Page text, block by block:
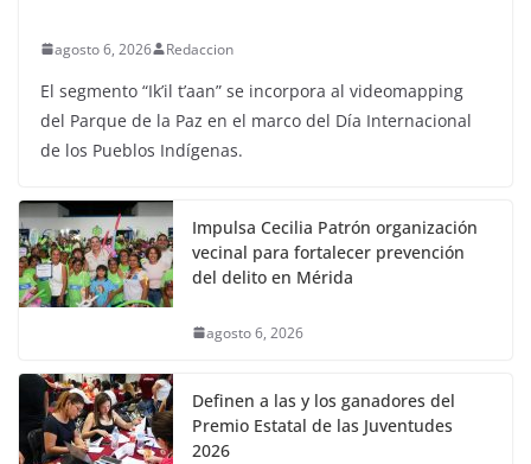
agosto 6, 2026 Redaccion
El segmento “Ik’il t’aan” se incorpora al videomapping
del Parque de la Paz en el marco del Día Internacional
de los Pueblos Indígenas.
Impulsa Cecilia Patrón organización
vecinal para fortalecer prevención
del delito en Mérida
agosto 6, 2026
Definen a las y los ganadores del
Premio Estatal de las Juventudes
2026